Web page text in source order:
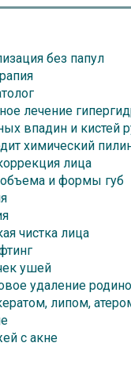
без папул
лечение
впадин и кистей
химический
лица
и формы губ
чистка лица
ушей
удаление
липом,
с акне